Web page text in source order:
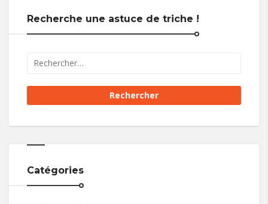
Recherche une astuce de triche !
Catégories